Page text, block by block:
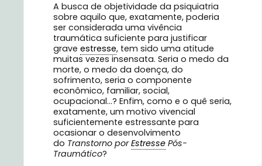
A busca de objetividade da psiquiatria
sobre aquilo que, exatamente, poderia
ser considerada uma vivência
traumática suficiente para justificar
grave estresse, tem sido uma atitude
muitas vezes insensata. Seria o medo da
morte, o medo da doença, do
sofrimento, seria o componente
econômico, familiar, social,
ocupacional…? Enfim, como e o quê seria,
exatamente, um motivo vivencial
suficientemente estressante para
ocasionar o desenvolvimento
do Transtorno porEstresse Pós-
Traumático?